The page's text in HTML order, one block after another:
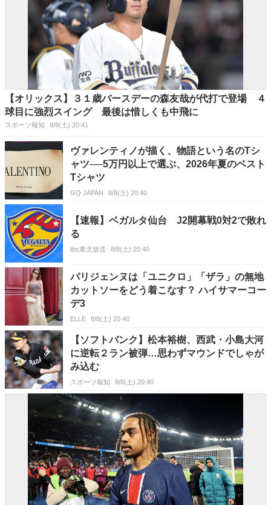
【オリックス】３１歳バースデーの森友哉が代打で登場 ４
球目に強烈スイング 最後は惜しくも中飛に
スポーツ報知 8/8(土) 20:41
ヴァレンティノが描く、物語という名のTシ
ャツ──5万円以上で選ぶ、2026年夏のベスト
Tシャツ
GQ JAPAN 8/8(土) 20:40
【速報】ベガルタ仙台 J2開幕戦0対2で敗れ
る
tbc東北放送 8/8(土) 20:40
パリジェンヌは「ユニクロ」「ザラ」の無地
カットソーをどう着こなす？ ハイサマーコー
デ3
ELLE 8/8(土) 20:40
【ソフトバンク】松本裕樹、西武・小島大河
に逆転２ラン被弾…思わずマウンドでしゃが
み込む
スポーツ報知 8/8(土) 20:40